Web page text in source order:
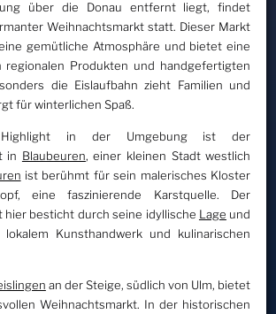
über die Donau entfernt liegt, findet
Weihnachtsmarkt statt. Dieser Markt
gemütliche Atmosphäre und bietet eine
regionalen Produkten und handgefertigten
die Eislaufbahn zieht Familien und
für winterlichen Spaß.
in der Umgebung ist der
in Blaubeuren, einer kleinen Stadt westlich
ist berühmt für sein malerisches Kloster
eine faszinierende Karstquelle. Der
hier besticht durch seine idyllische Lage und
Kunsthandwerk und kulinarischen
an der Steige, südlich von Ulm, bietet
Weihnachtsmarkt. In der historischen